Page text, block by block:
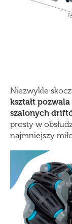
Niezwykle
kształt
szalonych
prosty w
najmniejszy